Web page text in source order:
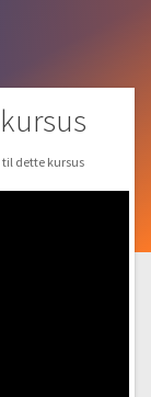
dette kursus